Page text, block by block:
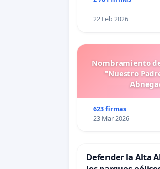
22 Feb 2026
Nombramiento
"Nuestro
623 firmas
23 Mar 2026
Defender la Alta